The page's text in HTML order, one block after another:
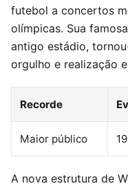
futebol a concertos
olímpicas. Sua
antigo estádio,
orgulho e realização
Recorde
Maior público
A nova estrutura de